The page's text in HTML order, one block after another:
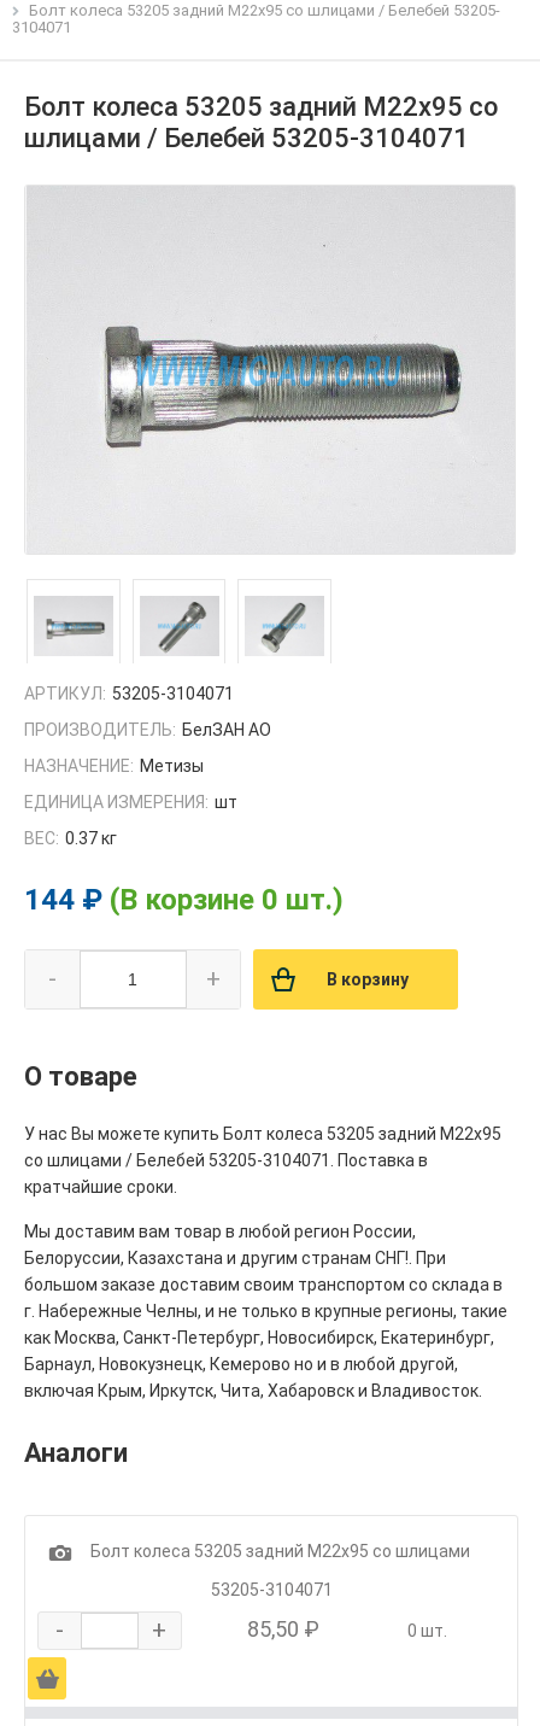
Болт колеса 53205 задний М22х95 со шлицами / Белебей 53205-
3104071
Болт колеса 53205 задний М22х95 со
шлицами / Белебей 53205-3104071
АРТИКУЛ: 53205-3104071
ПРОИЗВОДИТЕЛЬ: БелЗАН АО
НАЗНАЧЕНИЕ: Метизы
ЕДИНИЦА ИЗМЕРЕНИЯ: шт
ВЕС: 0.37 кг
144 ₽ (В корзине 0 шт.)
- + В корзину
О товаре
У нас Вы можете купить Болт колеса 53205 задний М22х95
со шлицами / Белебей 53205-3104071. Поставка в
кратчайшие сроки.
Мы доставим вам товар в любой регион России,
Белоруссии, Казахстана и другим странам СНГ!. При
большом заказе доставим своим транспортом со склада в
г. Набережные Челны, и не только в крупные регионы, такие
как Москва, Санкт-Петербург, Новосибирск, Екатеринбург,
Барнаул, Новокузнецк, Кемерово но и в любой другой,
включая Крым, Иркутск, Чита, Хабаровск и Владивосток.
Аналоги
1
Болт колеса 53205 задний М22х95 со шлицами
53205-3104071
- + 85,50 ₽ 0 шт.
Ä